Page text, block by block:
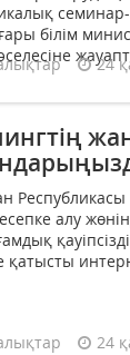
білім
24
алу
қатысты
24